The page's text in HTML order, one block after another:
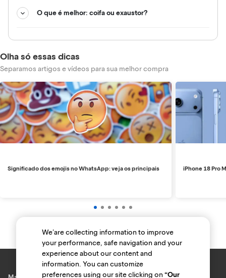
O que é melhor: coifa ou exaustor?
Olha só essas dicas
Separamos artigos e vídeos para sua melhor compra
Significado dos emojis no WhatsApp: veja os principais iPhone 18 Pro
We’are collecting information to improve
your performance, safe navigation and your
experience about our content and
information. You can customize
preferences using our site clicking on“Our